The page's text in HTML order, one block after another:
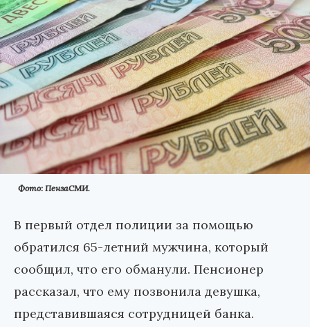
Фото: ПензаСМИ.
В первый отдел полиции за помощью
обратился 65-летний мужчина, который
сообщил, что его обманули. Пенсионер
рассказал, что ему позвонила девушка,
представившаяся сотрудницей банка.